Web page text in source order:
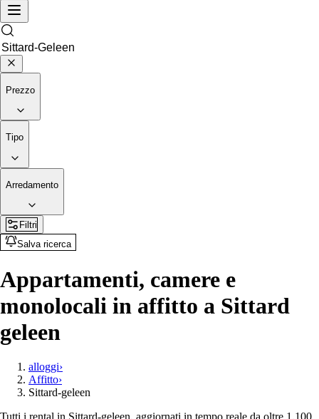
Prezzo
Tipo
Arredamento
Filtri
Salva ricerca
Appartamenti, camere e
monolocali in affitto a Sittard
geleen
alloggi›
Affitto›
Sittard-geleen
Tutti i rental in Sittard-geleen, aggiornati in tempo reale da oltre 1.100